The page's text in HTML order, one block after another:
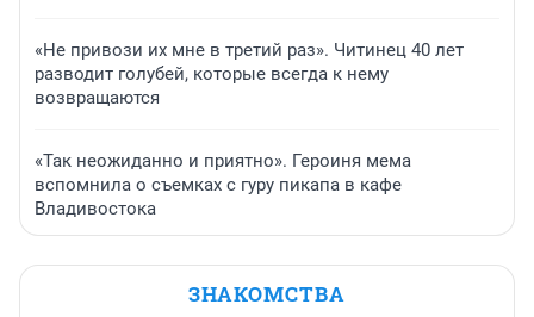
«Не привози их мне в третий раз». Читинец 40 лет
разводит голубей, которые всегда к нему
возвращаются
«Так неожиданно и приятно». Героиня мема
вспомнила о съемках с гуру пикапа в кафе
Владивостока
ЗНАКОМСТВА